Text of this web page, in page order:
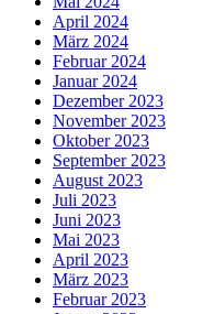
April 2024
März 2024
Februar 2024
Januar 2024
Dezember 2023
November 2023
Oktober 2023
September 2023
August 2023
Juli 2023
Juni 2023
Mai 2023
April 2023
März 2023
Februar 2023